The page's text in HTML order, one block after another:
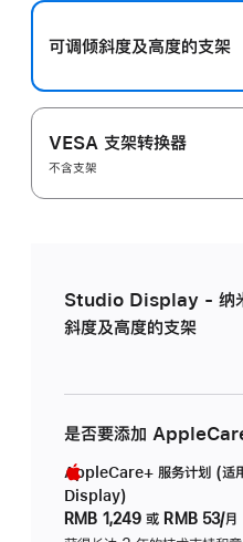
可调倾斜度及高‍度的支‍架
VESA 支架转换器
不含支架
Studio Display - 纳
斜度及高度的支架
是否要添加
AppleCare+ 服务计划 (适
Display)
RMB 1,249 或 RMB 53/